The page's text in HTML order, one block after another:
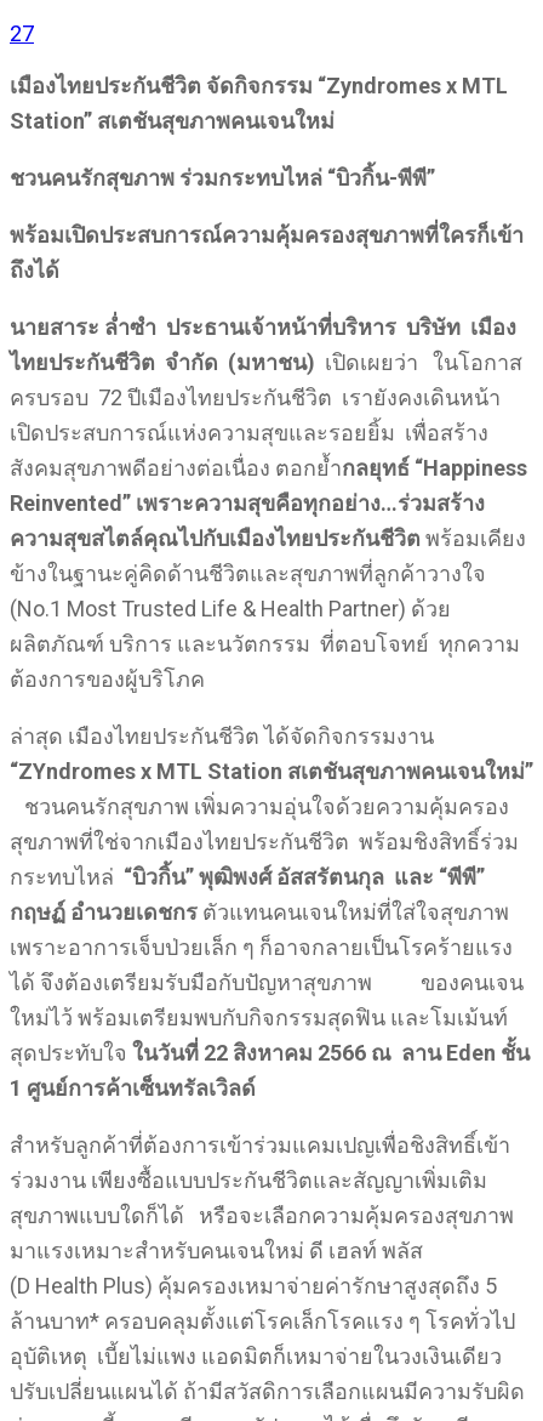
27
เมืองไทยประกันชีวิต จัดกิจกรรม “Zyndromes x MTL
Station” สเตชันสุขภาพคนเจนใหม่
ชวนคนรักสุขภาพ ร่วมกระทบไหล่ “บิวกิ้น-พีพี”
พร้อมเปิดประสบการณ์ความคุ้มครองสุขภาพที่ใครก็เข้า
ถึงได้
นายสาระ ล่ำซำ ประธานเจ้าหน้าที่บริหาร บริษัท เมือง
ไทยประกันชีวิต จำกัด (มหาชน) เปิดเผยว่า ในโอกาส
ครบรอบ 72 ปีเมืองไทยประกันชีวิต เรายังคงเดินหน้า
เปิดประสบการณ์แห่งความสุขและรอยยิ้ม เพื่อสร้าง
สังคมสุขภาพดีอย่างต่อเนื่อง ตอกย้ำกลยุทธ์ “Happiness
Reinvented” เพราะความสุขคือทุกอย่าง…ร่วมสร้าง
ความสุขสไตล์คุณไปกับเมืองไทยประกันชีวิต พร้อมเคียง
ข้างในฐานะคู่คิดด้านชีวิตและสุขภาพที่ลูกค้าวางใจ
(No.1 Most Trusted Life & Health Partner) ด้วย
ผลิตภัณฑ์ บริการ และนวัตกรรม ที่ตอบโจทย์ ทุกความ
ต้องการของผู้บริโภค
ล่าสุด เมืองไทยประกันชีวิต ได้จัดกิจกรรมงาน
“ZYndromes x MTL Station สเตชันสุขภาพคนเจนใหม่”
ชวนคนรักสุขภาพ เพิ่มความอุ่นใจด้วยความคุ้มครอง
สุขภาพที่ใช่จากเมืองไทยประกันชีวิต พร้อมชิงสิทธิ์ร่วม
กระทบไหล่ “บิวกิ้น” พุฒิพงศ์ อัสสรัตนกุล และ “พีพี”
กฤษฏ์ อำนวยเดชกร ตัวแทนคนเจนใหม่ที่ใส่ใจสุขภาพ
เพราะอาการเจ็บป่วยเล็ก ๆ ก็อาจกลายเป็นโรคร้ายแรง
ได้ จึงต้องเตรียมรับมือกับปัญหาสุขภาพ ของคนเจน
ใหม่ไว้ พร้อมเตรียมพบกับกิจกรรมสุดฟิน และโมเม้นท์
สุดประทับใจ ในวันที่ 22 สิงหาคม 2566 ณ ลาน Eden ชั้น
1 ศูนย์การค้าเซ็นทรัลเวิลด์
สำหรับลูกค้าที่ต้องการเข้าร่วมแคมเปญเพื่อชิงสิทธิ์เข้า
ร่วมงาน เพียงซื้อแบบประกันชีวิตและสัญญาเพิ่มเติม
สุขภาพแบบใดก็ได้ หรือจะเลือกความคุ้มครองสุขภาพ
มาแรงเหมาะสำหรับคนเจนใหม่ ดี เฮลท์ พลัส
(D Health Plus) คุ้มครองเหมาจ่ายค่ารักษาสูงสุดถึง 5
ล้านบาท* ครอบคลุมตั้งแต่โรคเล็กโรคแรง ๆ โรคทั่วไป
อุบัติเหตุ เบี้ยไม่แพง แอดมิตก็เหมาจ่ายในวงเงินเดียว
ปรับเปลี่ยนแผนได้ ถ้ามีสวัสดิการเลือกแผนมีความรับผิด